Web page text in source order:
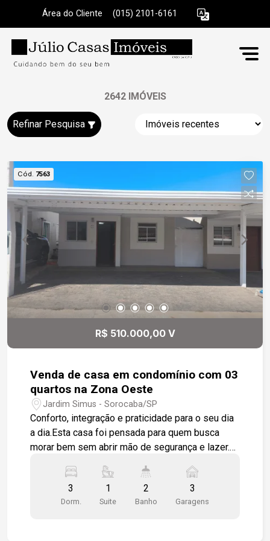
Área do Cliente (015) 2101-6161
2642 IMÓVEIS
Refinar Pesquisa
Cód. 7563
R$ 510.000,00 V
Venda de casa em condomínio com 03
quartos na Zona Oeste
Jardim Simus - Sorocaba/SP
Conforto, integração e praticidade para o seu dia
a dia.Esta casa foi pensada para quem busca
morar bem sem abrir mão de segurança e lazer.
Oeste de Sorocaba, com portaria 24h e lazer
completo.Os ambientes 3 dormitórios, sendo 1
suíte com closet. Os quartos recebem piso em
3
Dorm.
1
Suite
2
Banho
3
Garagens